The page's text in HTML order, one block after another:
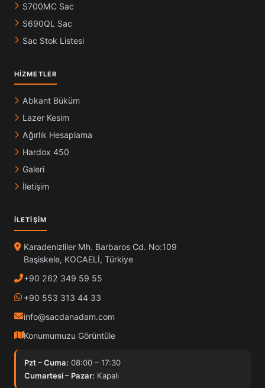
S700MC Sac
S690QL Sac
Sac Stok Listesi
HIZMETLER
Abkant Büküm
Lazer Kesim
Ağırlık Hesaplama
Hardox 450
Galeri
İletişim
İLETIŞIM
Karadenizliler Mh. Barbaros Cd. No:109
Başiskele, KOCAELİ, Türkiye
+90 262 349 59 55
+90 553 313 44 33
info@sacdanadam.com
Konumumuzu Görüntüle
Pzt – Cuma: 08:00 – 17:30
Cumartesi – Pazar: Kapalı